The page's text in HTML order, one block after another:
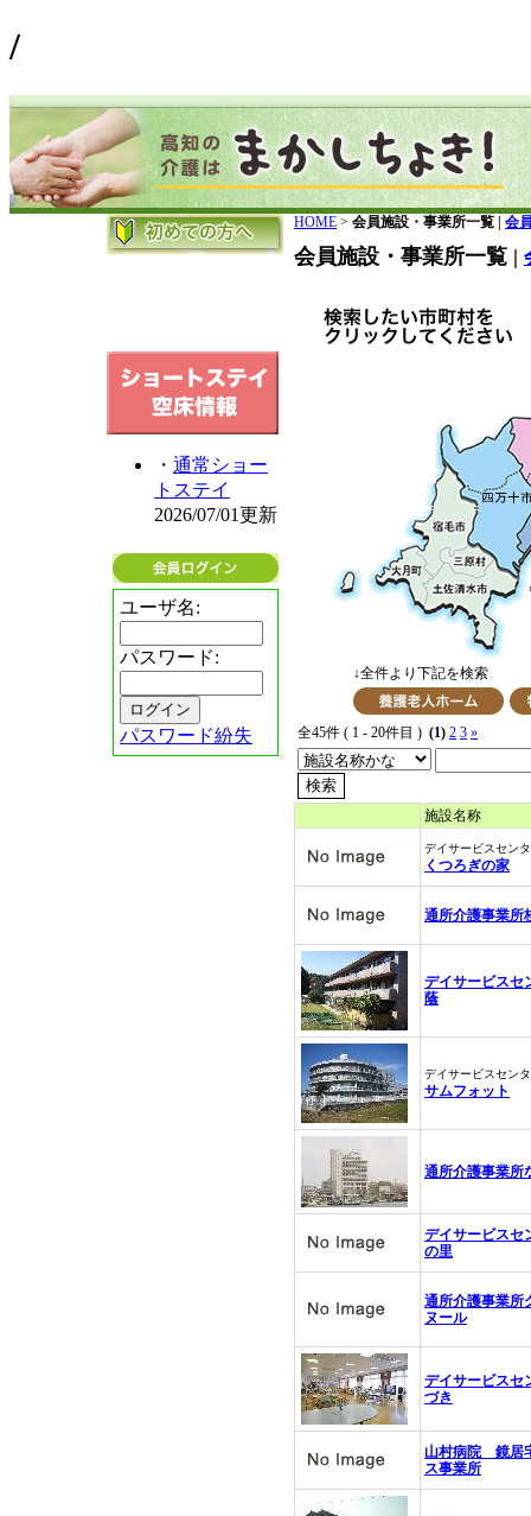
/
・ 通常ショー
トステイ
2026/07/01更新
ユーザ名:
パスワード:
パスワード紛失
HOME > 会員施設・事業所一覧 | 会
会員施設・事業所一覧 |
↓全件より下記を検索
全45件 ( 1 - 20件目 ) (1) 2 3 »
施設名称
デイサービスセン
くつろぎの家
通所介護事業所
デイサービスセ
蔭
デイサービスセン
サムフォット
通所介護事業所
デイサービスセ
の里
通所介護事業所
ヌール
デイサービスセ
づき
山村病院 鏡居
ス事業所